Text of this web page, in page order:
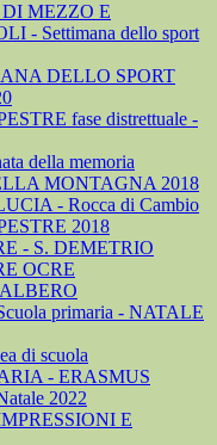
MEZZO E
- Settimana dello sport
DELLO SPORT
fase distrettuale -
della memoria
MONTAGNA 2018
- Rocca di Cambio
2018
- S. DEMETRIO
OCRE
primaria - NATALE
di scuola
- ERASMUS
2022
E